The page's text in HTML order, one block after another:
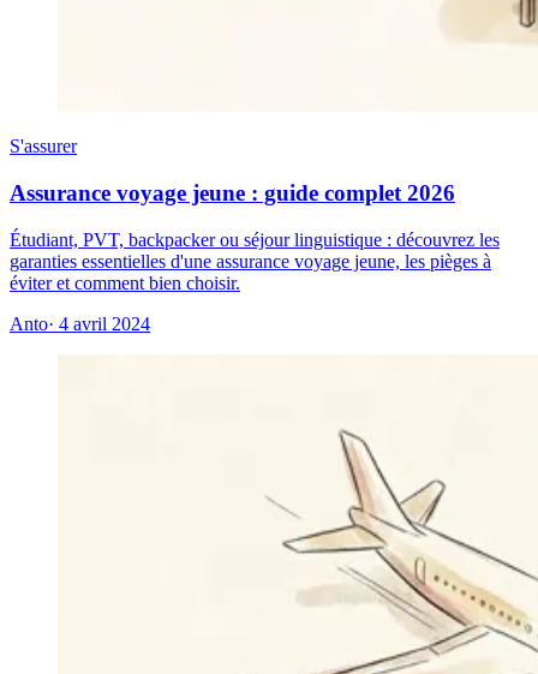
S'assurer
Assurance voyage jeune : guide complet 2026
Étudiant, PVT, backpacker ou séjour linguistique : découvrez les
garanties essentielles d'une assurance voyage jeune, les pièges à
éviter et comment bien choisir.
Anto· 4 avril 2024